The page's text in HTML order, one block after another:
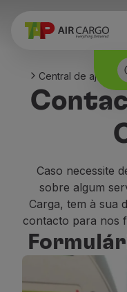
Central de ajuda
Caso necessite
sobre algum
Carga, tem à sua
contacto para nos